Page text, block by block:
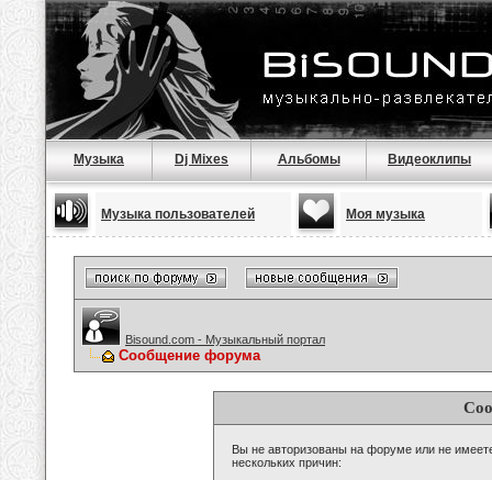
Музыка Dj Mixes Альбомы Видеоклипы
Музыка пользователей Моя музыка
Bisound.com - Музыкальный портал
Сообщение форума
Вы не авторизованы на форуме или не
нескольких причин: